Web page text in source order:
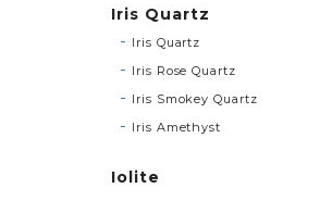
Iris Quartz
Iris Quartz
Iris Rose Quartz
Iris Smokey Quartz
Iris Amethyst
Iolite